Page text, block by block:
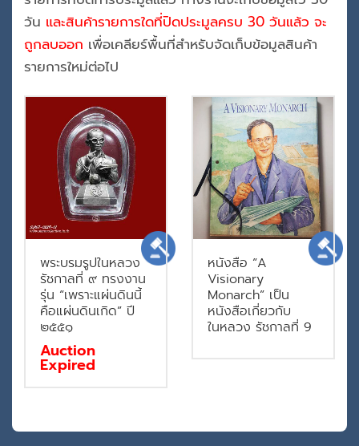
วัน และสินค้ารายการใดที่ปิดประมูลครบ 30 วันแล้ว จะ
ถูกลบออก เพื่อเคลียร์พื้นที่สำหรับจัดเก็บข้อมูลสินค้า
รายการใหม่ต่อไป
พระบรมรูปในหลวง
รัชกาลที่ ๙ ทรงงาน
รุ่น “เพราะแผ่นดินนี้
คือแผ่นดินเกิด” ปี
๒๕๕๑
Auction
Expired
หนังสือ “A
Visionary
Monarch” เป็น
หนังสือเกี่ยวกับ
ในหลวง รัชกาลที่ 9